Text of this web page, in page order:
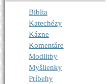
Biblia
Katechézy
Kázne
Komentáre
Modlitby
Myšlienky
Príbehy